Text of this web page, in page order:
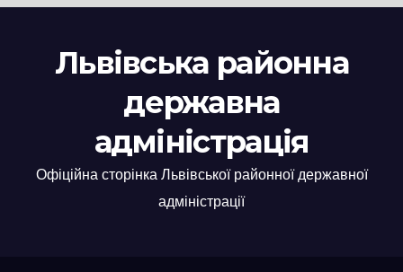
Львівська районна
державна
адміністрація
Офіційна сторінка Львівської районної державної
адміністрації